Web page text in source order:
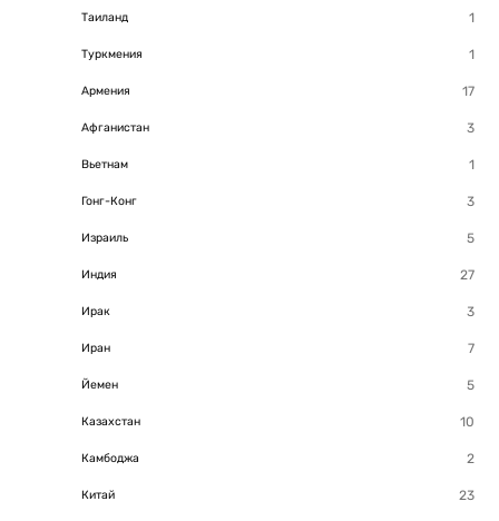
Таиланд
Туркмения
Армения
Афганистан
Вьетнам
Гонг-Конг
Израиль
Индия
Ирак
Иран
Йемен
Казахстан
Камбоджа
Китай